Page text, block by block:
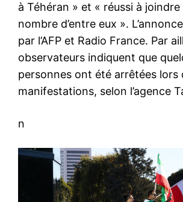
à Téhéran » et « réussi à
nombre d’entre eux ».
par l’AFP et Radio France. Par
observateurs indiquent que
personnes ont été arrêtées lors
manifestations, selon l’agence
n